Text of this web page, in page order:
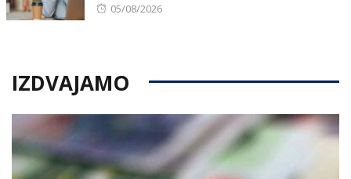
Posted
05/08/2026
IZDVAJAMO